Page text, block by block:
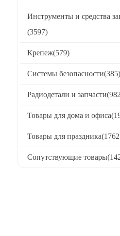
Инструменты и средства
(3597)
Крепеж(579)
Системы безопасности(385)
Радиодетали и запчасти
Товары для дома и офиса
Товары для праздника
Сопутствующие товары